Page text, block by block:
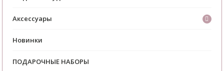
Аксессуары
Новинки
ПОДАРОЧНЫЕ НАБОРЫ